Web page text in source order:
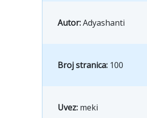
Autor:Adyashanti
Broj stranica: 100
Uvez: meki